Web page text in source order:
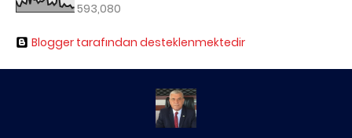
593,080
Blogger tarafından desteklenmektedir